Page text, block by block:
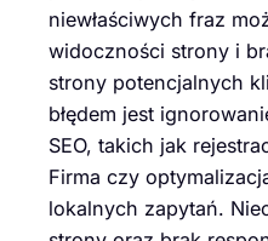
niewłaściwych fraz
widoczności strony i
strony potencjalnych
błędem jest
SEO, takich jak
Firma czy
lokalnych zapytań.